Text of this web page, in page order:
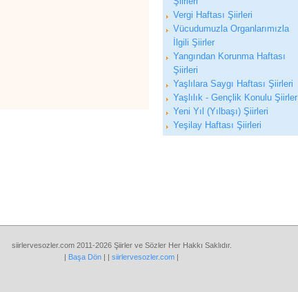
Vergi Haftası Şiirleri
Vücudumuzla Organlarımızla
İlgili Şiirler
Yangından Korunma Haftası
Şiirleri
Yaşlılara Saygı Haftası Şiirleri
Yaşlılık - Gençlik Konulu Şiirler
Yeni Yıl (Yılbaşı) Şiirleri
Yeşilay Haftası Şiirleri
siirlervesozler.com 2011-2026 Şiirler ve Sözler Her Hakkı Saklıdır.
| Başa Dön | | siirlervesozler.com |